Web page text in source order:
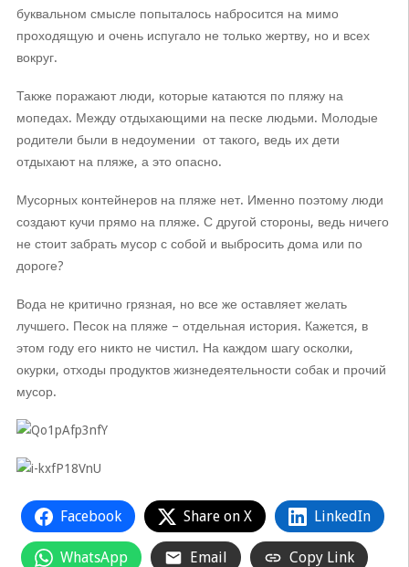
буквальном смысле попыталось набросится на мимо
проходящую и очень испугало не только жертву, но и всех
вокруг.
Также поражают люди, которые катаются по пляжу на
мопедах. Между отдыхающими на песке людьми. Молодые
родители были в недоумении от такого, ведь их дети
отдыхают на пляже, а это опасно.
Мусорных контейнеров на пляже нет. Именно поэтому люди
создают кучи прямо на пляже. С другой стороны, ведь ничего
не стоит забрать мусор с собой и выбросить дома или по
дороге?
Вода не критично грязная, но все же оставляет желать
лучшего. Песок на пляже – отдельная история. Кажется, в
этом году его никто не чистил. На каждом шагу осколки,
окурки, отходы продуктов жизнедеятельности собак и прочий
мусор.
Facebook Share on X LinkedIn
WhatsApp Email Copy Link